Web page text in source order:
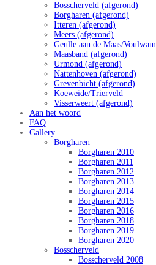
Bosscherveld (afgerond)
Borgharen (afgerond)
Itteren (afgerond)
Meers (afgerond)
Geulle aan de Maas/
Maasband (afgerond)
Urmond (afgerond)
Nattenhoven (afgerond)
Grevenbicht (afgerond)
Koeweide/Trierveld
Visserweert (afgerond)
Aan het woord
FAQ
Gallery
Borgharen
Borgharen 2010
Borgharen 2011
Borgharen 2012
Borgharen 2013
Borgharen 2014
Borgharen 2015
Borgharen 2016
Borgharen 2018
Borgharen 2019
Borgharen 2020
Bosscherveld
Bosscherveld 2008